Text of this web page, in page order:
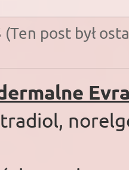
(Ten post był